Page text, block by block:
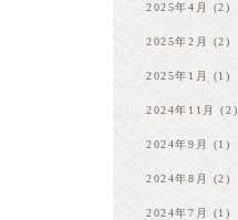
2025年4月 (2)
2025年2月 (2)
2025年1月 (1)
2024年11月 (2)
2024年9月 (1)
2024年8月 (2)
2024年7月 (1)